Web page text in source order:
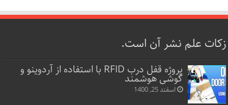
زکات علم نشر آن است.
پروژه قفل‌ درب RFID با استفاده از آردوینو و
گوشی هوشمند
اسفند 25, 1400